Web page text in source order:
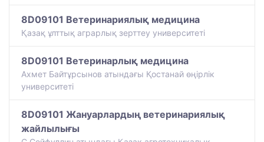
8D09101 Ветеринариялық медицина
Қазақ ұлттық аграрлық зерттеу университеті
8D09101 Ветеринарлық медицина
Ахмет Байтұрсынов атындағы Қостанай өңірлік
университеті
8D09101 Жануарлардың ветеринариялық
жайлылығы